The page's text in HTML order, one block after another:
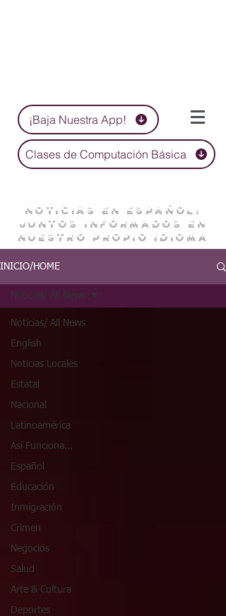
¡Baja Nuestra App!
Clases de Computación Básica
NOTICIAS EN ESPAÑOL:
JUNTOS INFORMADOS EN
NUESTRO PROPIO IDIOMA
INICIO/HOME
Noticias/ All News
English
Noticias Locales
Estatal
Nacional
Latinoamérica
Así Funciona...
Español
Educación
Inmigración
Crimen
Negocios
Salud
Arte & Cultura
Deportes
Noticias/ All News